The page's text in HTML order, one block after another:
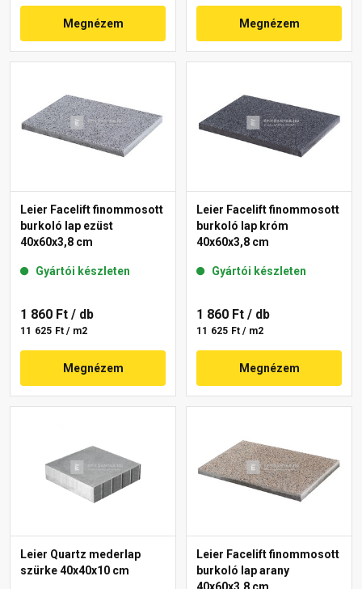
Megnézem Megnézem
Leier Facelift finommosott
burkoló lap ezüst
40x60x3,8 cm
Gyártói készleten
1 860 Ft / db
11 625 Ft / m2
Megnézem
Leier Facelift finommosott
burkoló lap króm
40x60x3,8 cm
Gyártói készleten
1 860 Ft / db
11 625 Ft / m2
Megnézem
Leier Quartz mederlap
szürke 40x40x10 cm
Leier Facelift finommosott
burkoló lap arany